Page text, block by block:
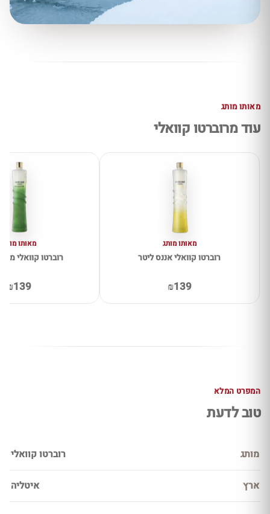
מאותו מותג
עוד מרוברטו קוואלי
מאותו מותג
רוברטו קוואלי אננס ליטר
₪139
מאותו מותג
רוברטו קוואלי
₪139
המפרט המלא
טוב לדעת
מותג רוברטו קוואלי
ארץ איטליה